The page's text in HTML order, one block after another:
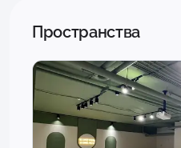
Пространства